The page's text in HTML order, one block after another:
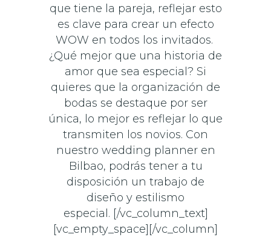
que tiene la pareja, reflejar esto
es clave para crear un efecto
WOW en todos los invitados.
¿Qué mejor que una historia de
amor que sea especial? Si
quieres que la organización de
bodas se destaque por ser
única, lo mejor es reflejar lo que
transmiten los novios. Con
nuestro wedding planner en
Bilbao, podrás tener a tu
disposición un trabajo de
diseño y estilismo
especial. [/vc_column_text]
[vc_empty_space][/vc_column]